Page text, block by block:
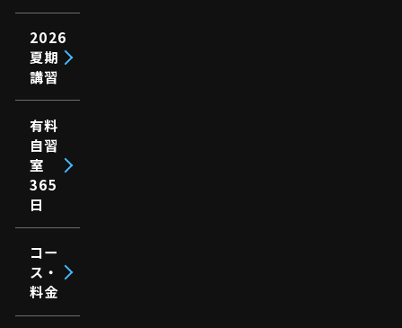
2026
夏期
講習
有料
自習
室
365
日
コー
ス・
料金